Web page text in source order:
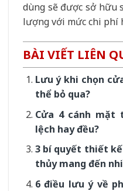
dùng sẽ được sở hữu
lượng với mức chi phí
BÀI VIẾT LIÊN
Lưu ý khi chọn
thể bỏ qua?
Cửa 4 cánh mặt
lệch hay đều?
3 bí quyết thiết kế
thủy mang đến
6 điều lưu ý về